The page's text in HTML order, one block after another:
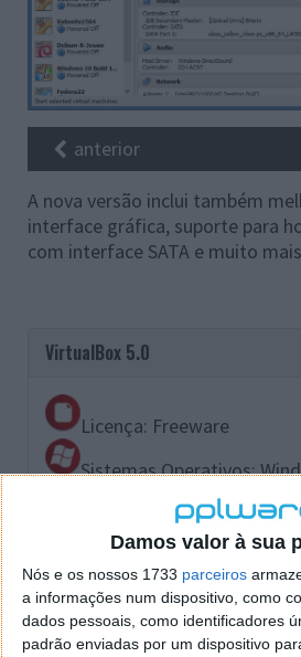
Damos valor à sua
Nós e os nossos 1733 parceiros
a informações num dispositivo, como
dados pessoais, como identificadores
padrão enviadas por um dispositivo
anterior
A nova versão inclui também
interface gráfica, suporte para
com interface SATA e muito
VirtualBox 5.0
Licença: Freeware
Sistemas Operativos:
Download:VirtualBox 5.0
Homepage: VirtualBox